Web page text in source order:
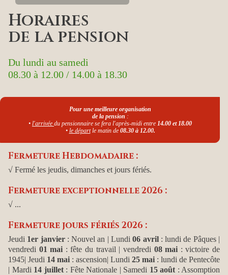
Horaires
de la pension
Du lundi au samedi
08.30 à 12.00 / 14.00 à 18.30
Pour une meilleure organisation
de la pension :
• l'arrivée du pensionnaire se fera l'après-midi entre 14.00 et 18.00
• le départle matin de 08.30 à 12.00.
Fermeture Hebdomadaire :
√ Fermé les jeudis, dimanches et jours fériés.
Fermeture exceptionnelle 2026 :
√ ...
Fermeture jours fériés 2026 :
Jeudi 1er janvier: Nouvel an | Lundi06 avril: lundi de Pâques |
vendredi 01 mai : fête du travail | vendredi 08 mai : victoire de
1945| Jeudi 14 mai : ascension| Lundi 25 mai : lundi de Pentecôte
| Mardi 14 juillet : Fête Nationale | Samedi 15 août : Assomption